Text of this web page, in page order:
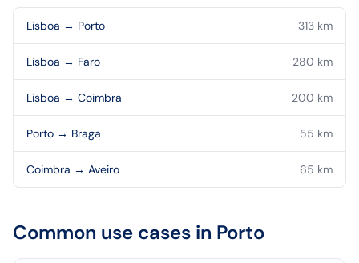
Lisboa → Porto 313 km
Lisboa → Faro 280 km
Lisboa → Coimbra 200 km
Porto → Braga 55 km
Coimbra → Aveiro 65 km
Common use cases in Porto